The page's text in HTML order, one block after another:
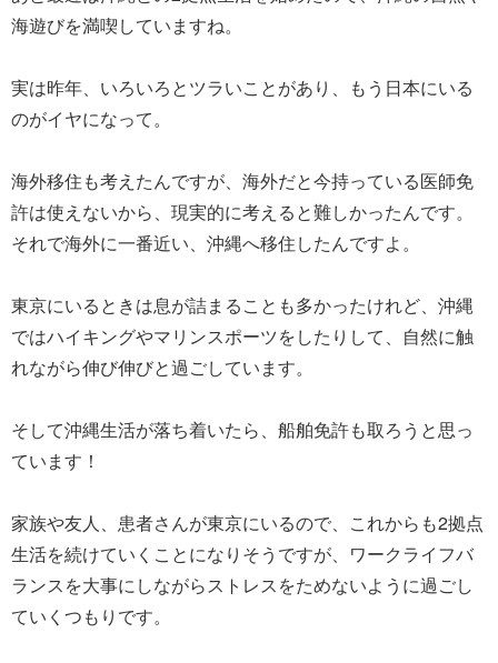
海遊びを満喫していますね。
実は昨年、いろいろとツラいことがあり、もう日本にいる
のがイヤになって。
海外移住も考えたんですが、海外だと今持っている医師免
許は使えないから、現実的に考えると難しかったんです。
それで海外に一番近い、沖縄へ移住したんですよ。
東京にいるときは息が詰まることも多かったけれど、沖縄
ではハイキングやマリンスポーツをしたりして、自然に触
れながら伸び伸びと過ごしています。
そして沖縄生活が落ち着いたら、船舶免許も取ろうと思っ
ています！
家族や友人、患者さんが東京にいるので、これからも2拠点
生活を続けていくことになりそうですが、ワークライフバ
ランスを大事にしながらストレスをためないように過ごし
ていくつもりです。